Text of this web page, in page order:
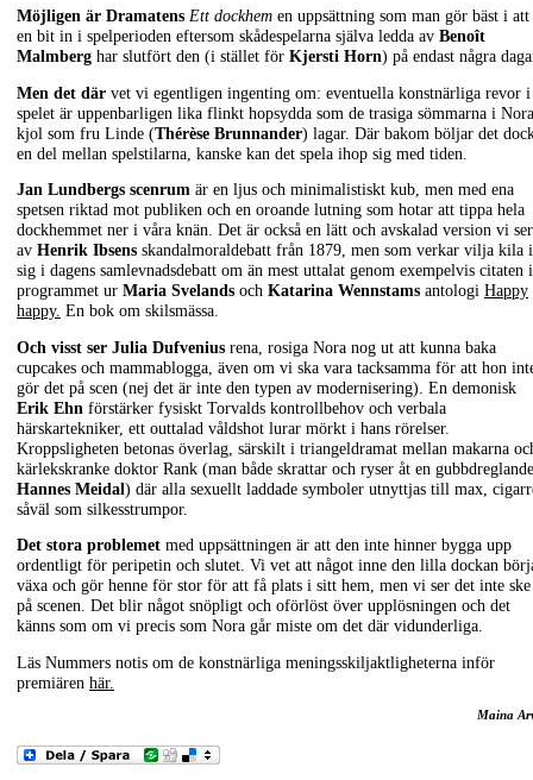
Möjligen är Dramatens Ett dockhem en uppsättning som man gör bäst i att
en bit in i spelperioden eftersom skådespelarna själva ledda av Benoît
Malmberg har slutfört den (i stället för Kjersti Horn) på endast några
Men det där vet vi egentligen ingenting om: eventuella konstnärliga revor i
spelet är uppenbarligen lika flinkt hopsydda som de trasiga sömmarna i
kjol som fru Linde (Thérèse Brunnander) lagar. Där bakom böljar det
en del mellan spelstilarna, kanske kan det spela ihop sig med tiden.
Jan Lundbergs scenrum är en ljus och minimalistiskt kub, men med ena
spetsen riktad mot publiken och en oroande lutning som hotar att tippa hela
dockhemmet ner i våra knän. Det är också en lätt och avskalad version vi ser
av Henrik Ibsens skandalmoraldebatt från 1879, men som verkar vilja kila
sig i dagens samlevnadsdebatt om än mest uttalat genom exempelvis citaten i
programmet ur Maria Svelands och Katarina Wennstams antologi Happy
happy. En bok om skilsmässa.
Och visst ser Julia Dufvenius rena, rosiga Nora nog ut att kunna baka
cupcakes och mammablogga, även om vi ska vara tacksamma för att hon
gör det på scen (nej det är inte den typen av modernisering). En demonisk
Erik Ehn förstärker fysiskt Torvalds kontrollbehov och verbala
härskartekniker, ett outtalad våldshot lurar mörkt i hans rörelser.
Kroppsligheten betonas överlag, särskilt i triangeldramat mellan makarna
kärlekskranke doktor Rank (man både skrattar och ryser åt en gubbdreglande
Hannes Meidal) där alla sexuellt laddade symboler utnyttjas till max,
såväl som silkesstrumpor.
Det stora problemet med uppsättningen är att den inte hinner bygga upp
ordentligt för peripetin och slutet. Vi vet att något inne den lilla dockan
växa och gör henne för stor för att få plats i sitt hem, men vi ser det inte ske
på scenen. Det blir något snöpligt och oförlöst över upplösningen och det
känns som om vi precis som Nora går miste om det där vidunderliga.
Läs Nummers notis om de konstnärliga meningsskiljaktligheterna inför
premiären här.
Maina